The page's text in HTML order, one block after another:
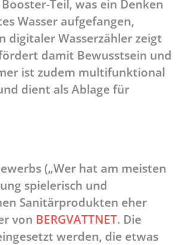
Teil, was ein Denken
Wasser aufgefangen,
digitaler Wasserzähler zeigt
damit Bewusstsein und
ist zudem multifunktional
dient als Ablage für
(„Wer hat am meisten
spielerisch und
Sanitärprodukten eher
von BERGVATTNET. Die
werden, die etwas